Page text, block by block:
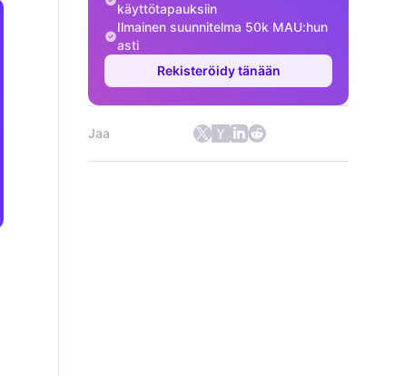
käyttötapauksiin
Ilmainen suunnitelma 50k MAU:hun
asti
Rekisteröidy tänään
Jaa